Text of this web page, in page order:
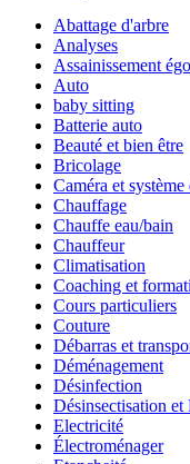
Abattage d'arbre
Analyses
Assainissement
Auto
baby sitting
Batterie auto
Beauté et bien être
Bricolage
Caméra et système
Chauffage
Chauffe eau/bain
Chauffeur
Climatisation
Coaching et
Cours particuliers
Couture
Débarras et
Déménagement
Désinfection
Désinsectisation et
Electricité
Électroménager